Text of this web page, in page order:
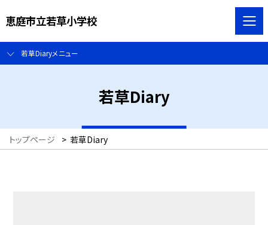
恵庭市立若草小学校
若草Diaryメニュー
若草Diary
トップページ > 若草Diary